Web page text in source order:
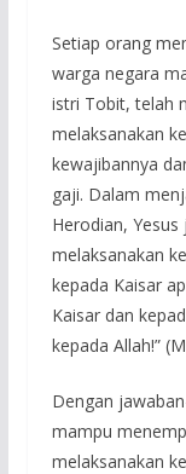
Setiap orang
warga negara
istri Tobit, telah
melaksanakan
kewajibannya
gaji. Dalam
Herodian,
melaksanakan
kepada Kaisar
Kaisar dan
kepada Allah!”
Dengan
mampu
melaksanakan